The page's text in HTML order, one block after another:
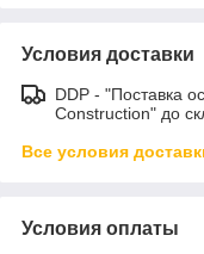
Условия доставки
DDP - "Поставка
Construction" до
Все условия
Условия оплаты